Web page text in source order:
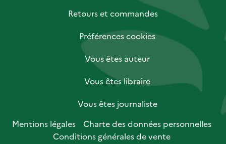
Retours et commandes
Préférences cookies
Vous êtes auteur
Vous êtes libraire
Vous êtes journaliste
Mentions légales
Charte des données personnelles
Conditions générales de vente